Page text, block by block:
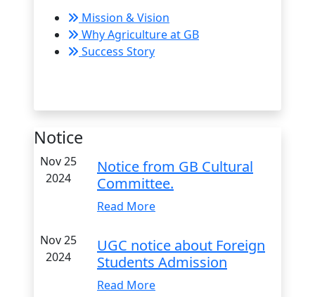
Mission & Vision
Why Agriculture at GB
Success Story
Notice
Nov 25
2024
Notice from GB Cultural
Committee.
Read More
Nov 25
2024
UGC notice about Foreign
Students Admission
Read More